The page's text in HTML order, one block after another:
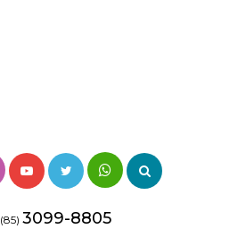
(85) 3099-8805